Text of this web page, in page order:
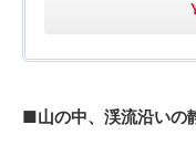
■山の中、渓流沿いの